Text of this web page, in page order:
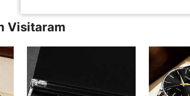
Visitaram